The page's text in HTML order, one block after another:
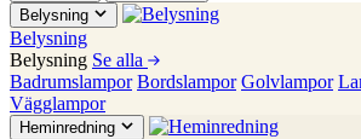
Belysning
Belysning
Belysning Se alla
Badrumslampor Bordslampor Golvlampor
Vägglampor
Heminredning